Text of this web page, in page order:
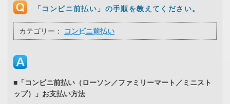
「コンビニ前払い」の手順を教えてください。
カテゴリー： コンビニ前払い
■「コンビニ前払い（ローソン／ファミリーマート／ミニスト
ップ）」お支払い方法